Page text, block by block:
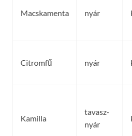
Macskamenta nyár
Citromfű nyár
Kamilla
tavasz-
nyár